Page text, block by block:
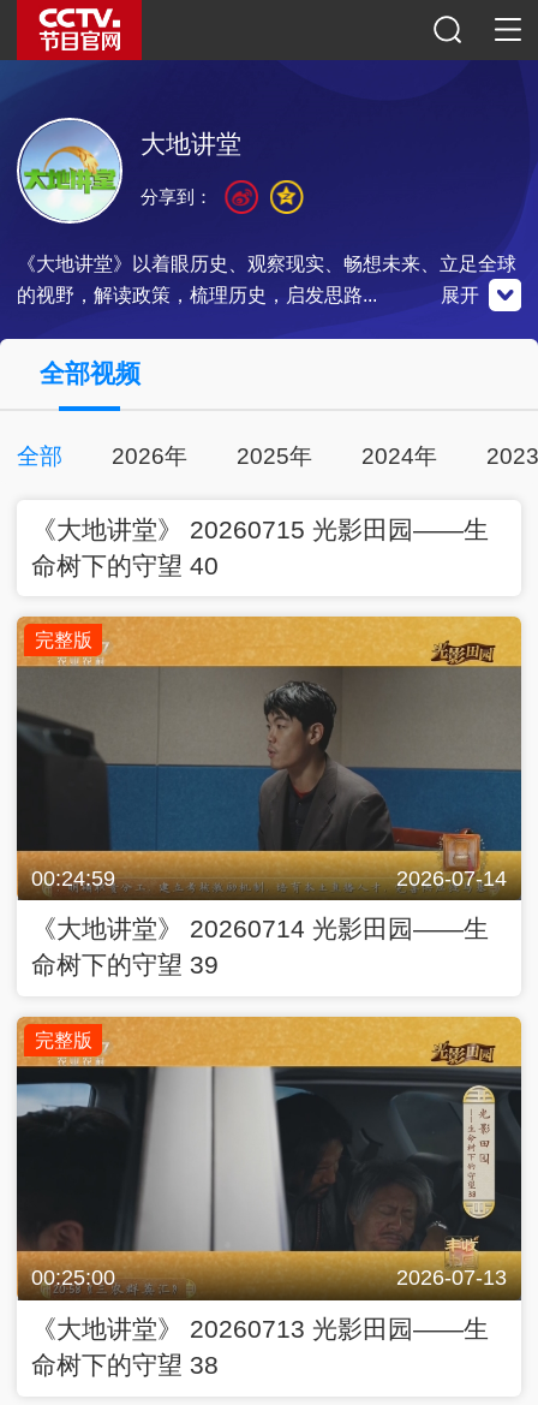
大地讲堂
《大地讲堂》以着眼历史、观察现实、畅想未来、立足全球
的视野，解读政策，梳理历史，启发思路...
央视频
扫一扫下载
展开
分享到：
全部视频
全部 2026年 2025年 2024年
完整版
《大地讲堂》 20260715 光影田园——生
命树下的守望 40
完整版
00:24:59 2026-07-14
《大地讲堂》 20260714 光影田园——生
命树下的守望 39
完整版
00:25:00 2026-07-13
《大地讲堂》 20260713 光影田园——生
命树下的守望 38